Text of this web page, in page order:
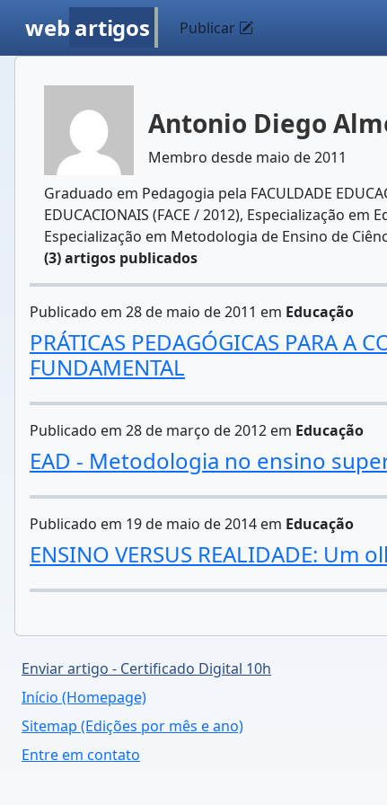
web artigos Publicar
Antonio Diego
Membro desde maio de 2011
Graduado em Pedagogia pela FACULDADE
EDUCACIONAIS (FACE / 2012), Especialização em
Especialização em Metodologia de Ensino de
(3) artigos publicados
Publicado em 28 de maio de 2011 em Educação
PRÁTICAS PEDAGÓGICAS PARA A
FUNDAMENTAL
Publicado em 28 de março de 2012 em Educação
EAD - Metodologia no ensino
Publicado em 19 de maio de 2014 em Educação
ENSINO VERSUS REALIDADE:
Enviar artigo - Certificado Digital 10h
Início (Homepage)
Sitemap (Edições por mês e ano)
Entre em contato